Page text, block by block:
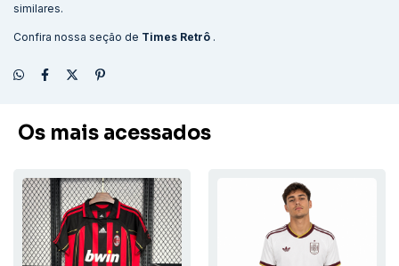
similares.
Confira nossa seção de Times Retrô .
Os mais acessados